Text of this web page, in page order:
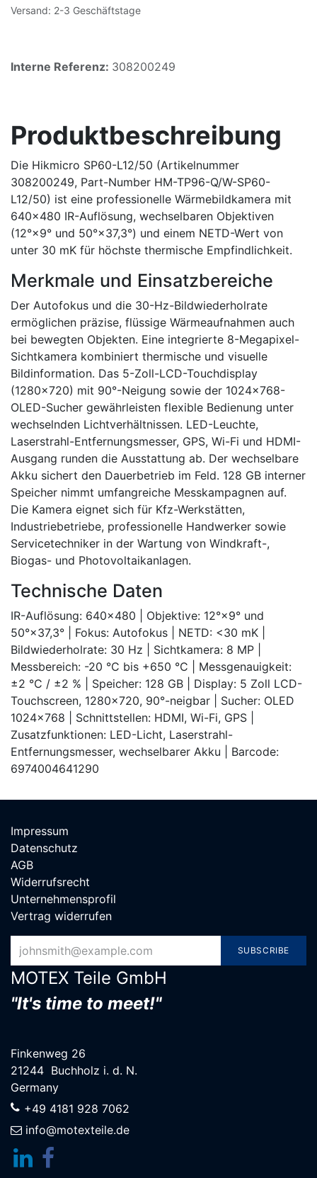
Versand: 2-3 Geschäftstage
Interne Referenz: 308200249
Produktbeschreibung
Die Hikmicro SP60-L12/50 (Artikelnummer
308200249, Part-Number HM-TP96-Q/W-SP60-
L12/50) ist eine professionelle Wärmebildkamera mit
640×480 IR-Auflösung, wechselbaren Objektiven
(12°×9° und 50°×37,3°) und einem NETD-Wert von
unter 30 mK für höchste thermische Empfindlichkeit.
Merkmale und Einsatzbereiche
Der Autofokus und die 30-Hz-Bildwiederholrate
ermöglichen präzise, flüssige Wärmeaufnahmen auch
bei bewegten Objekten. Eine integrierte 8-Megapixel-
Sichtkamera kombiniert thermische und visuelle
Bildinformation. Das 5-Zoll-LCD-Touchdisplay
(1280×720) mit 90°-Neigung sowie der 1024×768-
OLED-Sucher gewährleisten flexible Bedienung unter
wechselnden Lichtverhältnissen. LED-Leuchte,
Laserstrahl-Entfernungsmesser, GPS, Wi-Fi und HDMI-
Ausgang runden die Ausstattung ab. Der wechselbare
Akku sichert den Dauerbetrieb im Feld. 128 GB interner
Speicher nimmt umfangreiche Messkampagnen auf.
Die Kamera eignet sich für Kfz-Werkstätten,
Industriebetriebe, professionelle Handwerker sowie
Servicetechniker in der Wartung von Windkraft-,
Biogas- und Photovoltaikanlagen.
Technische Daten
IR-Auflösung: 640×480 | Objektive: 12°×9° und
50°×37,3° | Fokus: Autofokus | NETD: <30 mK |
Bildwiederholrate: 30 Hz | Sichtkamera: 8 MP |
Messbereich: -20 °C bis +650 °C | Messgenauigkeit:
±2 °C / ±2 % | Speicher: 128 GB | Display: 5 Zoll LCD-
Touchscreen, 1280×720, 90°-neigbar | Sucher: OLED
1024×768 | Schnittstellen: HDMI, Wi-Fi, GPS |
Zusatzfunktionen: LED-Licht, Laserstrahl-
Entfernungsmesser, wechselbarer Akku | Barcode:
6974004641290
Impressum
Datenschutz
AGB
Widerrufsrecht
Unternehmensprofil
Vertrag widerrufen
SUBSCRIBE
MOTEX Teile G​mbH
"It's time to meet!"
Finkenweg 26
21244 Buchholz i. d. N.
Germany
+49 4181 928 7062
info@motexteile.de